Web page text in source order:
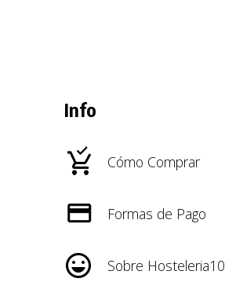
Info
Cómo Comprar
Formas de Pago
Sobre Hosteleria10